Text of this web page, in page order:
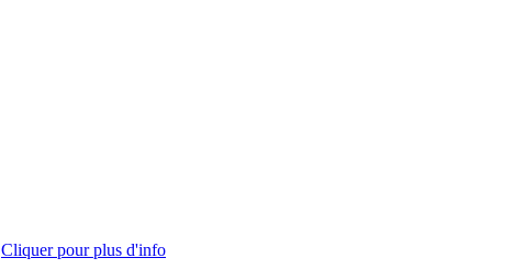
Cliquer pour plus d'info